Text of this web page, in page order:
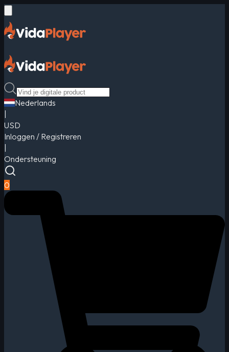
Nederlands
USD
Inloggen / Registreren
Ondersteuning
0